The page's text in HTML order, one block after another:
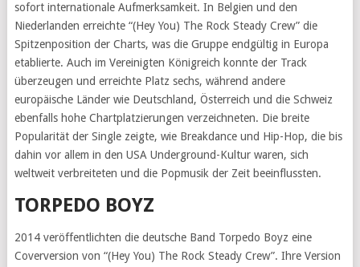
sofort internationale Aufmerksamkeit. In Belgien und den
Niederlanden erreichte “(Hey You) The Rock Steady Crew” die
Spitzenposition der Charts, was die Gruppe endgültig in Europa
etablierte. Auch im Vereinigten Königreich konnte der Track
überzeugen und erreichte Platz sechs, während andere
europäische Länder wie Deutschland, Österreich und die Schweiz
ebenfalls hohe Chartplatzierungen verzeichneten. Die breite
Popularität der Single zeigte, wie Breakdance und Hip-Hop, die bis
dahin vor allem in den USA Underground-Kultur waren, sich
weltweit verbreiteten und die Popmusik der Zeit beeinflussten.
TORPEDO BOYZ
2014 veröffentlichten die deutsche Band Torpedo Boyz eine
Coverversion von “(Hey You) The Rock Steady Crew”. Ihre Version